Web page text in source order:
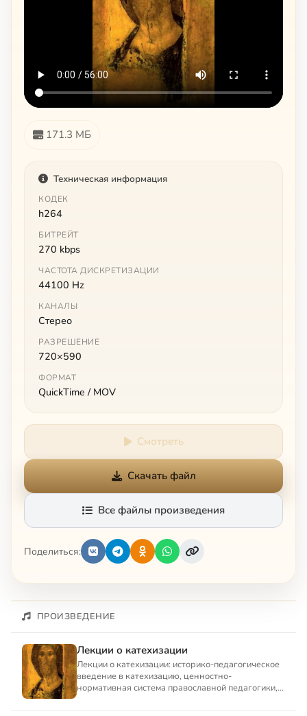
171.3 МБ
Техническая информация
КОДЕК
h264
БИТРЕЙТ
270 kbps
ЧАСТОТА ДИСКРЕТИЗАЦИИ
44100 Hz
КАНАЛЫ
Стерео
РАЗРЕШЕНИЕ
720×590
ФОРМАТ
QuickTime / MOV
Смотреть
Скачать файл
Все файлы произведения
Поделиться:
ПРОИЗВЕДЕНИЕ
Лекции о катехизации
Лекции о катехизации: историко-педагогическое
введение в катехизацию, ценностно-
нормативная система православной педагогики,